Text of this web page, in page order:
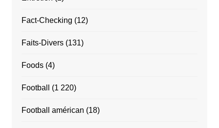
Fact-Checking (12)
Faits-Divers(131)
Foods(4)
Football (1 220)
Football américan (18)